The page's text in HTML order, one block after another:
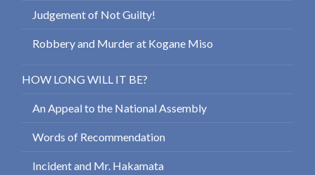
Judgement of Not Guilty!
Robbery and Murder at Kogane Miso
HOW LONG WILL IT BE?
An Appeal to the National Assembly
Words of Recommendation
Incident and Mr. Hakamata